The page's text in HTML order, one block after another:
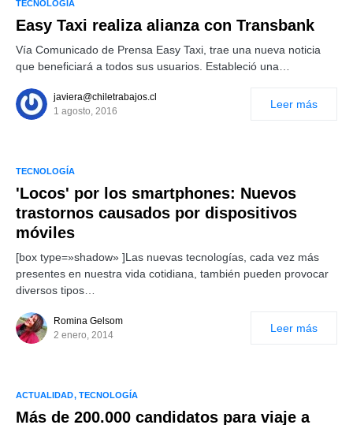
TECNOLOGÍA
Easy Taxi realiza alianza con Transbank
Vía Comunicado de Prensa Easy Taxi, trae una nueva noticia
que beneficiará a todos sus usuarios. Estableció una…
javiera@chiletrabajos.cl
1 agosto, 2016
Leer más
TECNOLOGÍA
'Locos' por los smartphones: Nuevos
trastornos causados por dispositivos
móviles
[box type=»shadow» ]Las nuevas tecnologías, cada vez más
presentes en nuestra vida cotidiana, también pueden provocar
diversos tipos…
Romina Gelsom
2 enero, 2014
Leer más
ACTUALIDAD TECNOLOGÍA
Más de 200.000 candidatos para viaje a